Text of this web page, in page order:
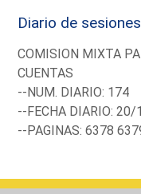
Diario de sesiones
COMISION MIXTA
CUENTAS
--NUM. DIARIO: 174
--FECHA DIARIO:
--PAGINAS: 6378